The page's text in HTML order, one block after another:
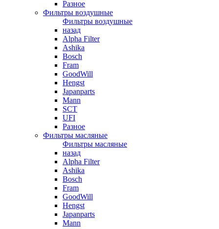
Разное
Фильтры воздушные
Фильтры воздушные
назад
Alpha Filter
Ashika
Bosch
Fram
GoodWill
Hengst
Japanparts
Mann
SCT
UFI
Разное
Фильтры масляные
Фильтры масляные
назад
Alpha Filter
Ashika
Bosch
Fram
GoodWill
Hengst
Japanparts
Mann